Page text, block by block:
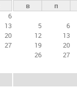
6
13
20
27
в п
5
6
12
13
19
20
26
27